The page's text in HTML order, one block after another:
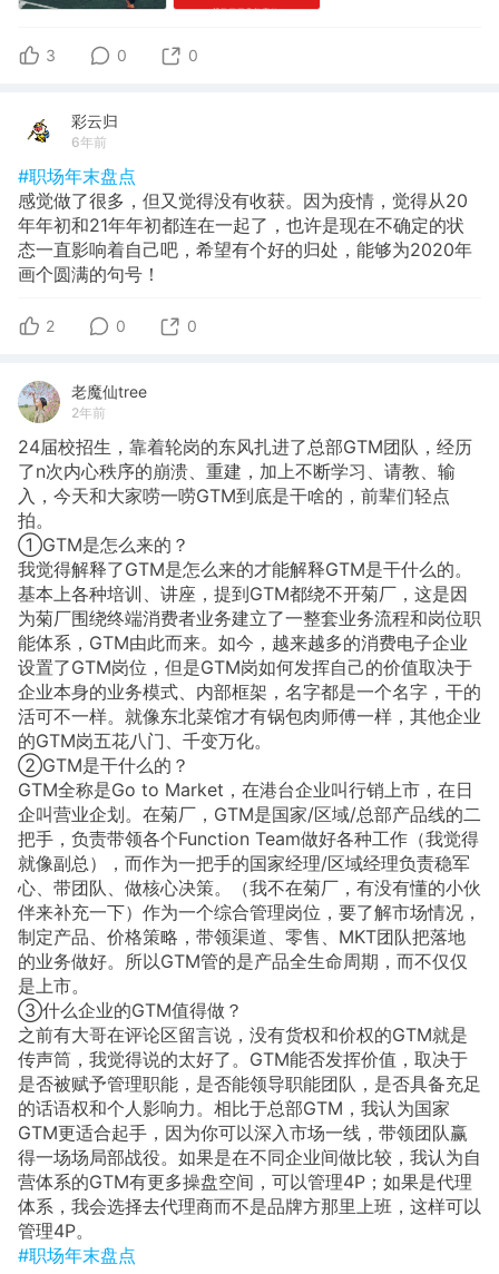
3 0 0
彩云归
6年前
#职场年末盘点
感觉做了很多，但又觉得没有收获。因为疫情，觉得从20
年年初和21年年初都连在一起了，也许是现在不确定的状
态一直影响着自己吧，希望有个好的归处，能够为2020年
画个圆满的句号！
2 0 0
老魔仙tree
2年前
24届校招生，靠着轮岗的东风扎进了总部GTM团队，经历
了n次内心秩序的崩溃、重建，加上不断学习、请教、输
入，今天和大家唠一唠GTM到底是干啥的，前辈们轻点
拍。
①GTM是怎么来的？
我觉得解释了GTM是怎么来的才能解释GTM是干什么的。
基本上各种培训、讲座，提到GTM都绕不开菊厂，这是因
为菊厂围绕终端消费者业务建立了一整套业务流程和岗位职
能体系，GTM由此而来。如今，越来越多的消费电子企业
设置了GTM岗位，但是GTM岗如何发挥自己的价值取决于
企业本身的业务模式、内部框架，名字都是一个名字，干的
活可不一样。就像东北菜馆才有锅包肉师傅一样，其他企业
的GTM岗五花八门、千变万化。
②GTM是干什么的？
GTM全称是Go to Market，在港台企业叫行销上市，在日
企叫营业企划。在菊厂，GTM是国家/区域/总部产品线的二
把手，负责带领各个Function Team做好各种工作（我觉得
就像副总），而作为一把手的国家经理/区域经理负责稳军
心、带团队、做核心决策。（我不在菊厂，有没有懂的小伙
伴来补充一下）作为一个综合管理岗位，要了解市场情况，
制定产品、价格策略，带领渠道、零售、MKT团队把落地
的业务做好。所以GTM管的是产品全生命周期，而不仅仅
是上市。
③什么企业的GTM值得做？
之前有大哥在评论区留言说，没有货权和价权的GTM就是
传声筒，我觉得说的太好了。GTM能否发挥价值，取决于
是否被赋予管理职能，是否能领导职能团队，是否具备充足
的话语权和个人影响力。相比于总部GTM，我认为国家
GTM更适合起手，因为你可以深入市场一线，带领团队赢
得一场场局部战役。如果是在不同企业间做比较，我认为自
营体系的GTM有更多操盘空间，可以管理4P；如果是代理
体系，我会选择去代理商而不是品牌方那里上班，这样可以
管理4P。
#职场年末盘点